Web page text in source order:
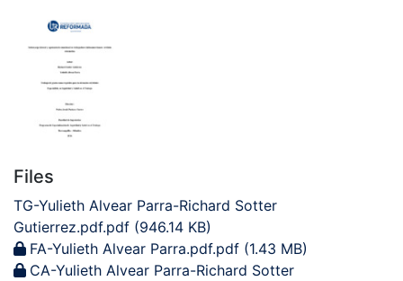
Files
TG-Yulieth Alvear Parra-Richard Sotter
Gutierrez.pdf.pdf (946.14 KB)
FA-Yulieth Alvear Parra.pdf.pdf (1.43 MB)
CA-Yulieth Alvear Parra-Richard Sotter